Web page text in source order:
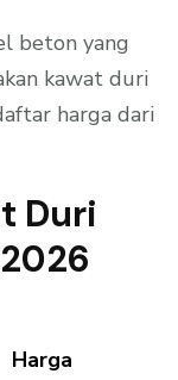
beton yang
kawat duri
harga dari
Duri
Harga